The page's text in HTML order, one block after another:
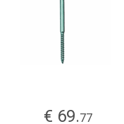
€ 69.77